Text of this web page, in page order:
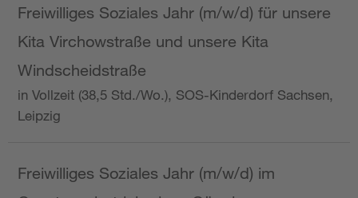
Freiwilliges Soziales Jahr (m/w/d) für unsere
Kita Virchowstraße und unsere Kita
Windscheidstraße
in Vollzeit (38,5 Std./Wo.), SOS-Kinderdorf Sachsen,
Leipzig
Freiwilliges Soziales Jahr (m/w/d) im